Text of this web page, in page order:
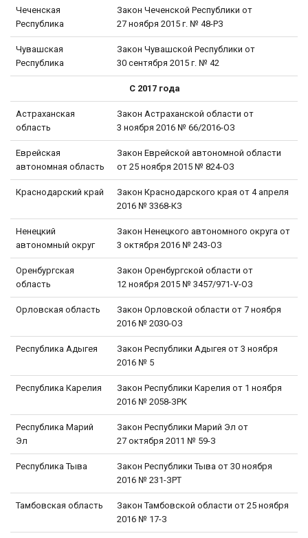
Чеченская
Республика
Закон Чеченской Республики от
27 ноября 2015 г. № 48-РЗ
Чувашская
Республика
Закон Чувашской Республики от
30 сентября 2015 г. № 42
С 2017 года
Астраханская
область
Закон Астраханской области от
3 ноября 2016 № 66/2016-ОЗ
Еврейская
автономная область
Закон Еврейской автономной области
от 25 ноября 2015 № 824-ОЗ
Краснодарский край
Закон Краснодарского края от 4 апреля
2016 № 3368-КЗ
Ненецкий
автономный округ
Закон Ненецкого автономного округа от
3 октября 2016 № 243-ОЗ
Оренбургская
область
Закон Оренбургской области от
12 ноября 2015 № 3457/971-V-ОЗ
Орловская область
Закон Орловской области от 7 ноября
2016 № 2030-ОЗ
Республика Адыгея
Закон Республики Адыгея от 3 ноября
2016 № 5
Республика Карелия
Закон Республики Карелия от 1 ноября
2016 № 2058-ЗРК
Республика Марий
Эл
Закон Республики Марий Эл от
27 октября 2011 № 59-З
Республика Тыва
Закон Республики Тыва от 30 ноября
2016 № 231-ЗРТ
Тамбовская область
Закон Тамбовской области от 25 ноября
2016 № 17-З